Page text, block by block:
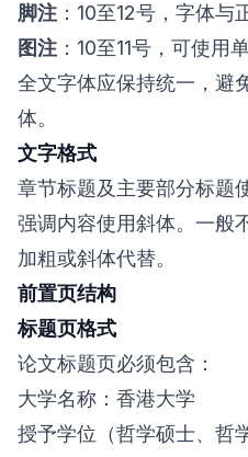
脚注 ：10至12号，字体与
图注 ：10至11号，可使用
全文字体应保持统一，避
体。
文字格式
章节标题及主要部分标题
强调内容使用斜体。一般
加粗或斜体代替。
前置页结构
标题页格式
论文标题页必须包含：
大学名称：香港大学
授予学位（哲学硕士、哲